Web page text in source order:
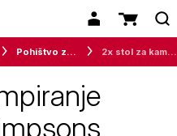
Pohištvo za kampiranje